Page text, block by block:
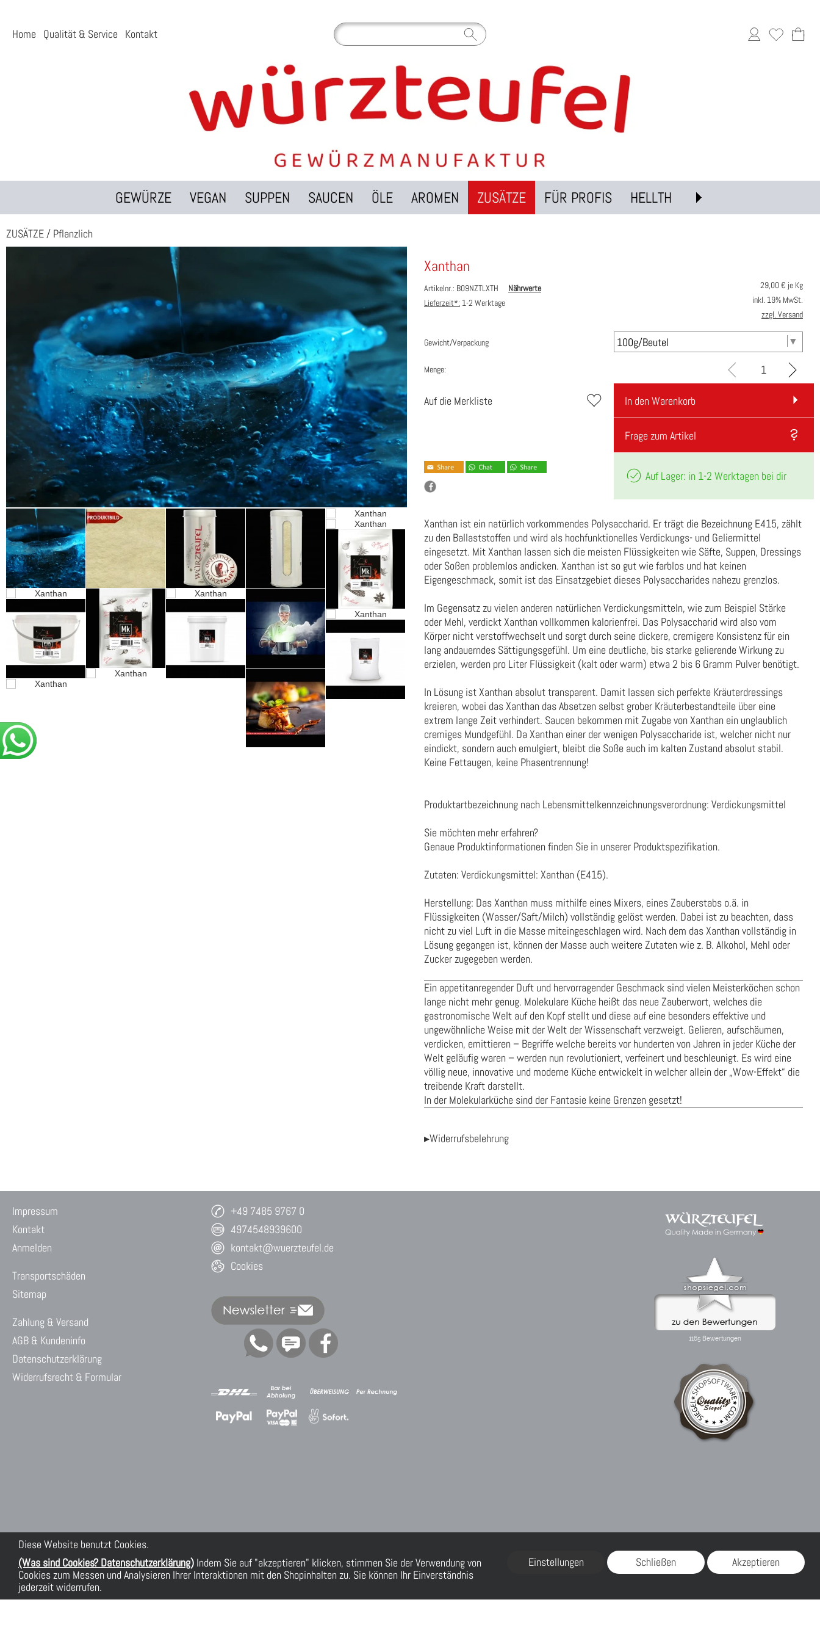
Diese Website benutzt Cookies.
(Was sind Cookies? Datenschutzerklärung) Indem Sie auf "akzeptieren" klicken, stimmen Sie der Verwendung von
Cookies zum Messen und Analysieren Ihrer Interaktionen mit den Shopinhalten zu. Sie können Ihr Einverständnis
jederzeit widerrufen.
Einstellungen Schließen Akzeptieren
Home Qualität & Service Kontakt
GEWÜRZE VEGAN SUPPEN SAUCEN ÖLE AROMEN ZUSÄTZE FÜR PROFIS HELLTH
ZUSÄTZE / Pflanzlich
Xanthan
Artikelnr.: B09NZTLXTH
Nährwerte
Lieferzeit*: 1-2 Werktage
29,00€ je Kg
inkl. 19% MwSt.
zzgl. Versand
Gewicht/Verpackung
Menge:
Auf die Merkliste In den Warenkorb
Frage zum Artikel
Auf Lager: in 1-2 Werktagen bei dir
Xanthan ist ein natürlich vorkommendes Polysaccharid. Er trägt die Bezeichnung E415, zählt
zu den Ballaststoffen und wird als hochfunktionelles Verdickungs- und Geliermittel
eingesetzt. Mit Xanthan lassen sich die meisten Flüssigkeiten wie Säfte, Suppen, Dressings
oder Soßen problemlos andicken. Xanthan ist so gut wie farblos und hat keinen
Eigengeschmack, somit ist das Einsatzgebiet dieses Polysaccharides nahezu grenzlos.
Im Gegensatz zu vielen anderen natürlichen Verdickungsmitteln, wie zum Beispiel Stärke
oder Mehl, verdickt Xanthan vollkommen kalorienfrei. Das Polysaccharid wird also vom
Körper nicht verstoffwechselt und sorgt durch seine dickere, cremigere Konsistenz für ein
lang andauerndes Sättigungsgefühl. Um eine deutliche, bis starke gelierende Wirkung zu
erzielen, werden pro Liter Flüssigkeit (kalt oder warm) etwa 2 bis 6 Gramm Pulver benötigt.
In Lösung ist Xanthan absolut transparent. Damit lassen sich perfekte Kräuterdressings
kreieren, wobei das Xanthan das Absetzen selbst grober Kräuterbestandteile über eine
extrem lange Zeit verhindert. Saucen bekommen mit Zugabe von Xanthan ein unglaublich
cremiges Mundgefühl. Da Xanthan einer der wenigen Polysaccharide ist, welcher nicht nur
eindickt, sondern auch emulgiert, bleibt die Soße auch im kalten Zustand absolut stabil.
Keine Fettaugen, keine Phasentrennung!
Produktartbezeichnung nach Lebensmittelkennzeichnungsverordnung: Verdickungsmittel
Sie möchten mehr erfahren?
Genaue Produktinformationen finden Sie in unserer Produktspezifikation.
Zutaten: Verdickungsmittel: Xanthan (E415).
Herstellung: Das Xanthan muss mithilfe eines Mixers, eines Zauberstabs o.ä. in
Flüssigkeiten (Wasser/Saft/Milch) vollständig gelöst werden. Dabei ist zu beachten, dass
nicht zu viel Luft in die Masse miteingeschlagen wird. Nach dem das Xanthan vollständig in
Lösung gegangen ist, können der Masse auch weitere Zutaten wie z. B. Alkohol, Mehl oder
Zucker zugegeben werden.
Ein appetitanregender Duft und hervorragender Geschmack sind vielen Meisterköchen schon
lange nicht mehr genug. Molekulare Küche heißt das neue Zauberwort, welches die
gastronomische Welt auf den Kopf stellt und diese auf eine besonders effektive und
ungewöhnliche Weise mit der Welt der Wissenschaft verzweigt. Gelieren, aufschäumen,
verdicken, emittieren – Begriffe welche bereits vor hunderten von Jahren in jeder Küche der
Welt geläufig waren – werden nun revolutioniert, verfeinert und beschleunigt. Es wird eine
völlig neue, innovative und moderne Küche entwickelt in welcher allein der „Wow-Effekt“ die
treibende Kraft darstellt.
In der Molekularküche sind der Fantasie keine Grenzen gesetzt!
▸Widerrufsbelehrung
Impressum
Kontakt
Anmelden
Transportschäden
Sitemap
Zahlung & Versand
AGB & Kundeninfo
Datenschutzerklärung
Widerrufsrecht & Formular
+49 7485 9767 0
4974548939600
kontakt@wuerzteufel.de
Cookies